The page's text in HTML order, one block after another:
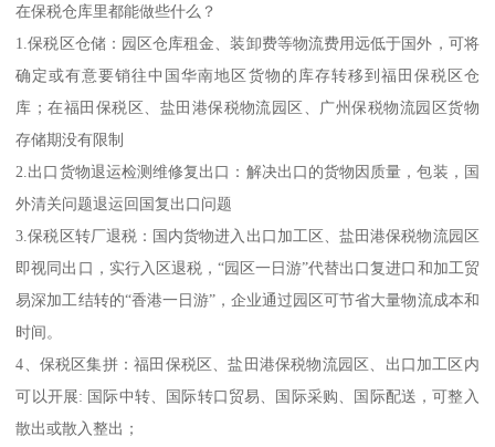
在保税仓库里都能做些什么？
1.保税区仓储：园区仓库租金、装卸费等物流费用远低于国外，可将
确定或有意要销往中国华南地区货物的库存转移到福田保税区仓
库；在福田保税区、盐田港保税物流园区、广州保税物流园区货物
存储期没有限制
2.出口货物退运检测维修复出口：解决出口的货物因质量，包装，国
外清关问题退运回国复出口问题
3.保税区转厂退税：国内货物进入出口加工区、盐田港保税物流园区
即视同出口，实行入区退税，“园区一日游”代替出口复进口和加工贸
易深加工结转的“香港一日游”，企业通过园区可节省大量物流成本和
时间。
4、保税区集拼：福田保税区、盐田港保税物流园区、出口加工区内
可以开展: 国际中转、国际转口贸易、国际采购、国际配送，可整入
散出或散入整出；